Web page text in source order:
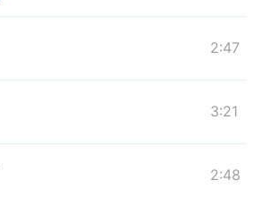
2:47
3:21
2:48